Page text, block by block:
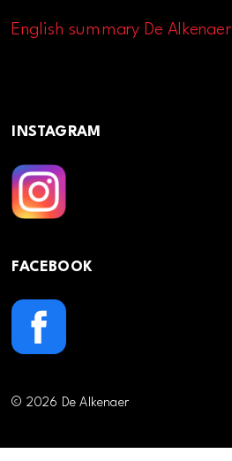
English summary De Alkenaer
INSTAGRAM
FACEBOOK
© 2026 De Alkenaer